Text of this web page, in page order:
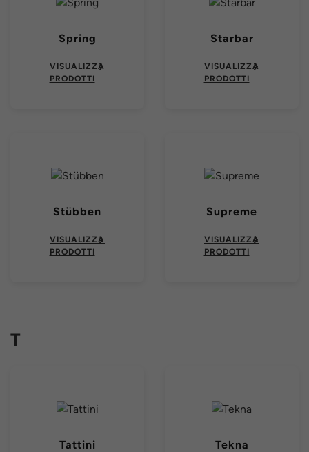
Spring
VISUALIZZA
PRODOTTI
Starbar
VISUALIZZA
PRODOTTI
Stübben
VISUALIZZA
PRODOTTI
Supreme
VISUALIZZA
PRODOTTI
T
Tattini Tekna